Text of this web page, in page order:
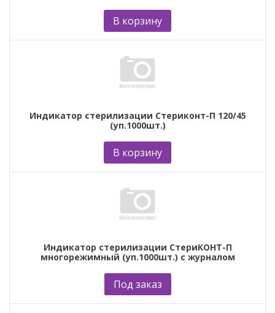
В корзину
Индикатор стерилизации Стериконт-П 120/45
(уп.1000шт.)
В корзину
Индикатор стерилизации СтериКОНТ-П
многорежимный (уп.1000шт.) с журналом
Под заказ